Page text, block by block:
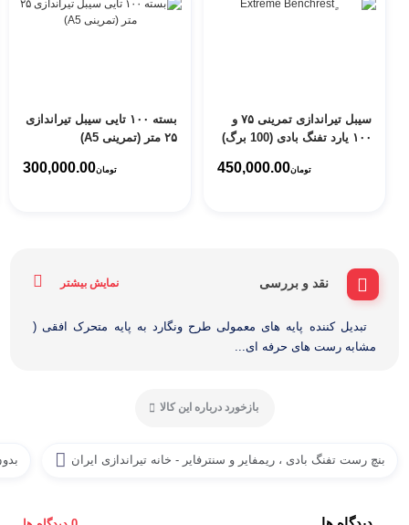
سیبل تیراندازی تمرینی ۷۵ و
۱۰۰ یارد تفنگ بادی (100 برگ)
تومان450,000.00
بسته ۱۰۰ تایی سیبل تیراندازی
۲۵ متر (تمرینی A5)
تومان300,000.00
نقد و بررسی نمایش بیشتر
تبدیل کننده پایه های معمولی طرح ونگارد به پایه متحرک افقی (
مشابه رست های حرفه ای...
بازخورد درباره این کالا
بنچ رست تفنگ بادی ، ریمفایر و سنترفایر - خانه تیراندازی ایران